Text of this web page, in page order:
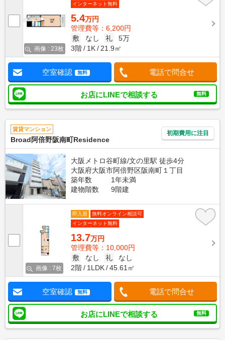
画像 : 23枚
インターネット無料
5.4万円
管理費等：6,200円
敷
なし 礼
5万
3階
1K 21.9㎡
空室確認 無料 電話で問合せ
お店にLINEで相談する 無料
賃貸マンション
Broad阿倍野阪南町Residence
初期費用に注目
大阪メトロ谷町線/文の里駅 徒歩4分
大阪府大阪市阿倍野区阪南町１丁目
築年数
1年未満
建物階数
9階建
画像 : 7枚
即入居
無料オンライン相談可
インターネット無料
13.7万円
管理費等：10,000円
敷
なし 礼
なし
2階
1LDK 45.61㎡
空室確認 無料 電話で問合せ
お店にLINEで相談する 無料